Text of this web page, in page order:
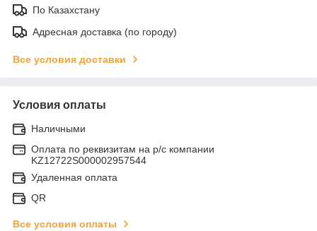
По Казахстану
Адресная доставка (по городу)
Все условия доставки
Условия оплаты
Наличными
Оплата по реквизитам на р/с компании
KZ12722S000002957544
Удаленная оплата
QR
Все условия оплаты